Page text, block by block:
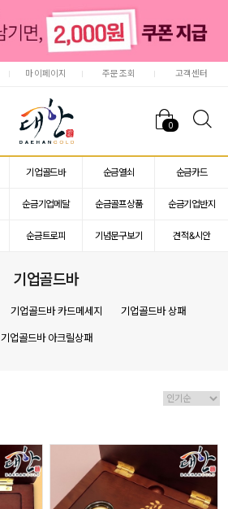
마이페이지 주문조회 고객센터
0
기업골드바 순금열쇠 순금카드
순금기업메달 순금골프상품 순금기업반지
순금트로피 기념문구보기 견적&시안
기업골드바
기업골드바 카드메세지 기업골드바 상패
기업골드바 아크릴상패